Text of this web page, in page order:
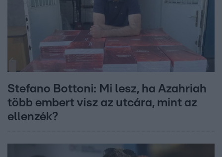
Stefano Bottoni: Mi lesz, ha Azahriah
több embert visz az utcára, mint az
ellenzék?